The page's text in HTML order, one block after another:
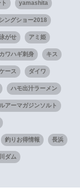
yamashita
ングショー2018
がせ アミ姫
カワハギ刺身 キス
ース ダイワ
ハモ出汁ラーメン
アーマガジンソルト
釣りお得情報 長浜
ダム